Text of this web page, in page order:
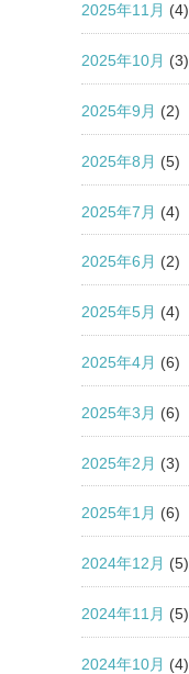
2025年11月 (4)
2025年10月 (3)
2025年9月 (2)
2025年8月 (5)
2025年7月 (4)
2025年6月 (2)
2025年5月 (4)
2025年4月 (6)
2025年3月 (6)
2025年2月 (3)
2025年1月 (6)
2024年12月 (5)
2024年11月 (5)
2024年10月 (4)